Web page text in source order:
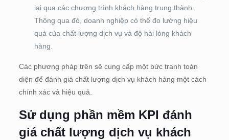
lại qua các chương trình khách hàng trung thành.
Thông qua đó, doanh nghiệp có thể đo lường hiệu
quả của chất lượng dịch vụ và độ hài lòng khách
hàng.
Các phương pháp trên sẽ cung cấp một bức tranh toàn
diện để đánh giá chất lượng dịch vụ khách hàng một cách
chính xác và hiệu quả.
Sử dụng phần mềm KPI đánh
giá chất lượng dịch vụ khách